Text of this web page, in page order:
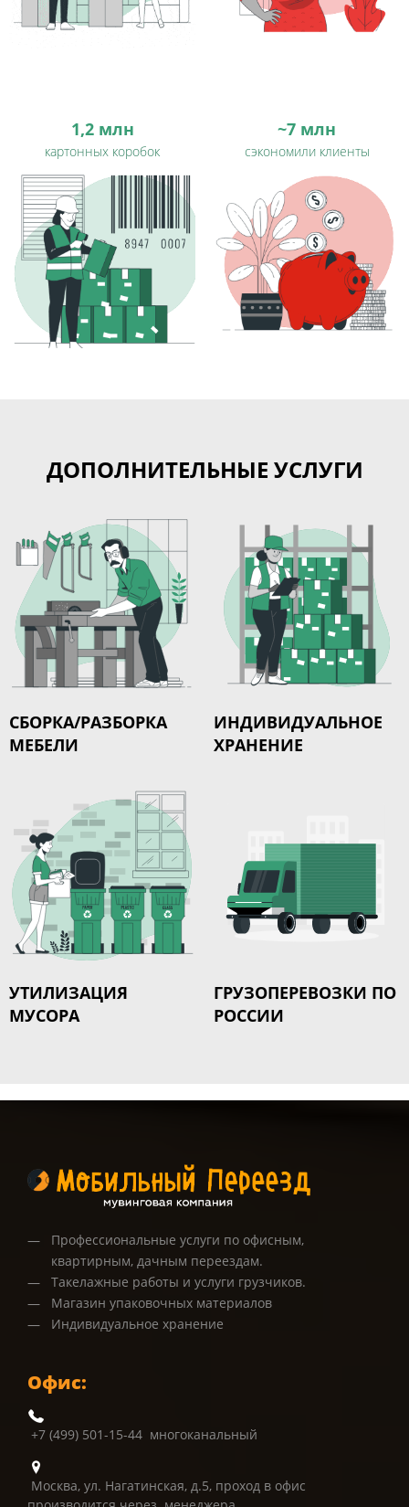
1,2 млн
картонных коробок
~7 млн
сэкономили клиенты
ДОПОЛНИТЕЛЬНЫЕ УСЛУГИ
СБОРКА/РАЗБОРКА
МЕБЕЛИ
ИНДИВИДУАЛЬНОЕ
ХРАНЕНИЕ
УТИЛИЗАЦИЯ
МУСОРА
ГРУЗОПЕРЕВОЗКИ ПО
РОССИИ
Профессиональные услуги по офисным,
квартирным, дачным переездам.
Такелажные работы и услуги грузчиков.
Магазин упаковочных материалов
Индивидуальное хранение
Офис:
+7 (499) 501-15-44 многоканальный
Москва, ул. Нагатинская, д.5, проход в офис